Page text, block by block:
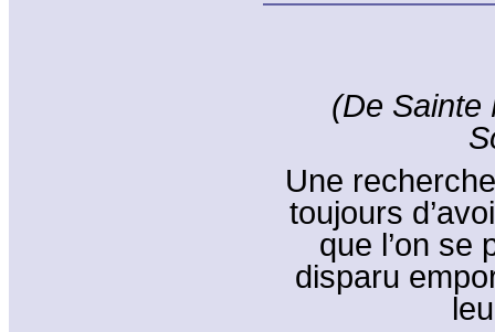
(De Sainte
Une
toujours
que l’on se
disparu